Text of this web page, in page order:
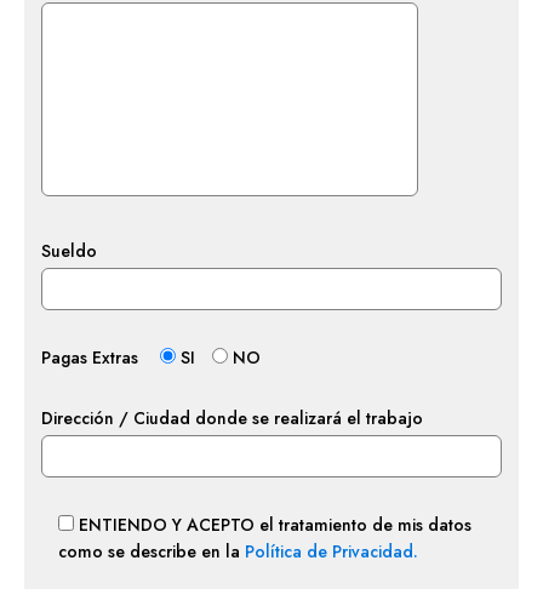
Sueldo
Pagas Extras SI NO
Dirección / Ciudad donde se realizará el trabajo
ENTIENDO Y ACEPTO el tratamiento de mis datos
como se describe en la Política de Privacidad.